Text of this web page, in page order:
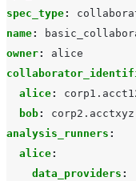
spec_type:
name:
owner:
alice
alice:
bob:
corp2.acctxyz
analysis_runners :
alice:
data_providers :